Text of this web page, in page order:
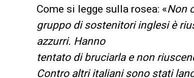
Come si legge sulla rosea: «Non
gruppo di sostenitori inglesi è
azzurri. Hanno
tentato di bruciarla e non
Contro altri italiani sono stati